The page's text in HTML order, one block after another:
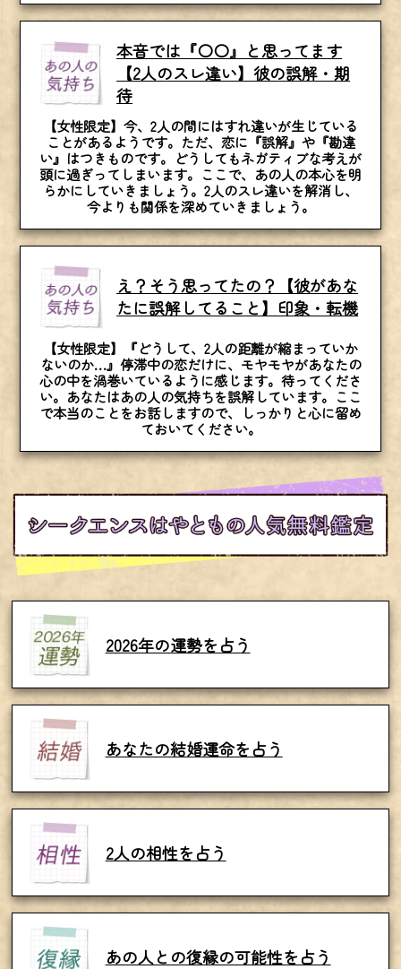
本音では『〇〇』と思ってます
【2人のスレ違い】彼の誤解・期
待
【女性限定】今、2人の間にはすれ違いが生じている
ことがあるようです。ただ、恋に『誤解』や『勘違
い』はつきものです。どうしてもネガティブな考えが
頭に過ぎってしまいます。ここで、あの人の本心を明
らかにしていきましょう。2人のスレ違いを解消し、
今よりも関係を深めていきましょう。
え？そう思ってたの？【彼があな
たに誤解してること】印象・転機
【女性限定】『どうして、2人の距離が縮まっていか
ないのか…』停滞中の恋だけに、モヤモヤがあなたの
心の中を渦巻いているように感じます。待ってくださ
い。あなたはあの人の気持ちを誤解しています。ここ
で本当のことをお話しますので、しっかりと心に留め
ておいてください。
2026年の運勢を占う
あなたの結婚運命を占う
2人の相性を占う
あの人との復縁の可能性を占う